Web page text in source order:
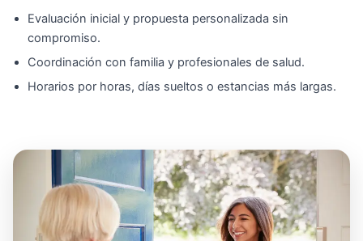
Evaluación inicial y propuesta personalizada sin
compromiso.
Coordinación con familia y profesionales de salud.
Horarios por horas, días sueltos o estancias más largas.